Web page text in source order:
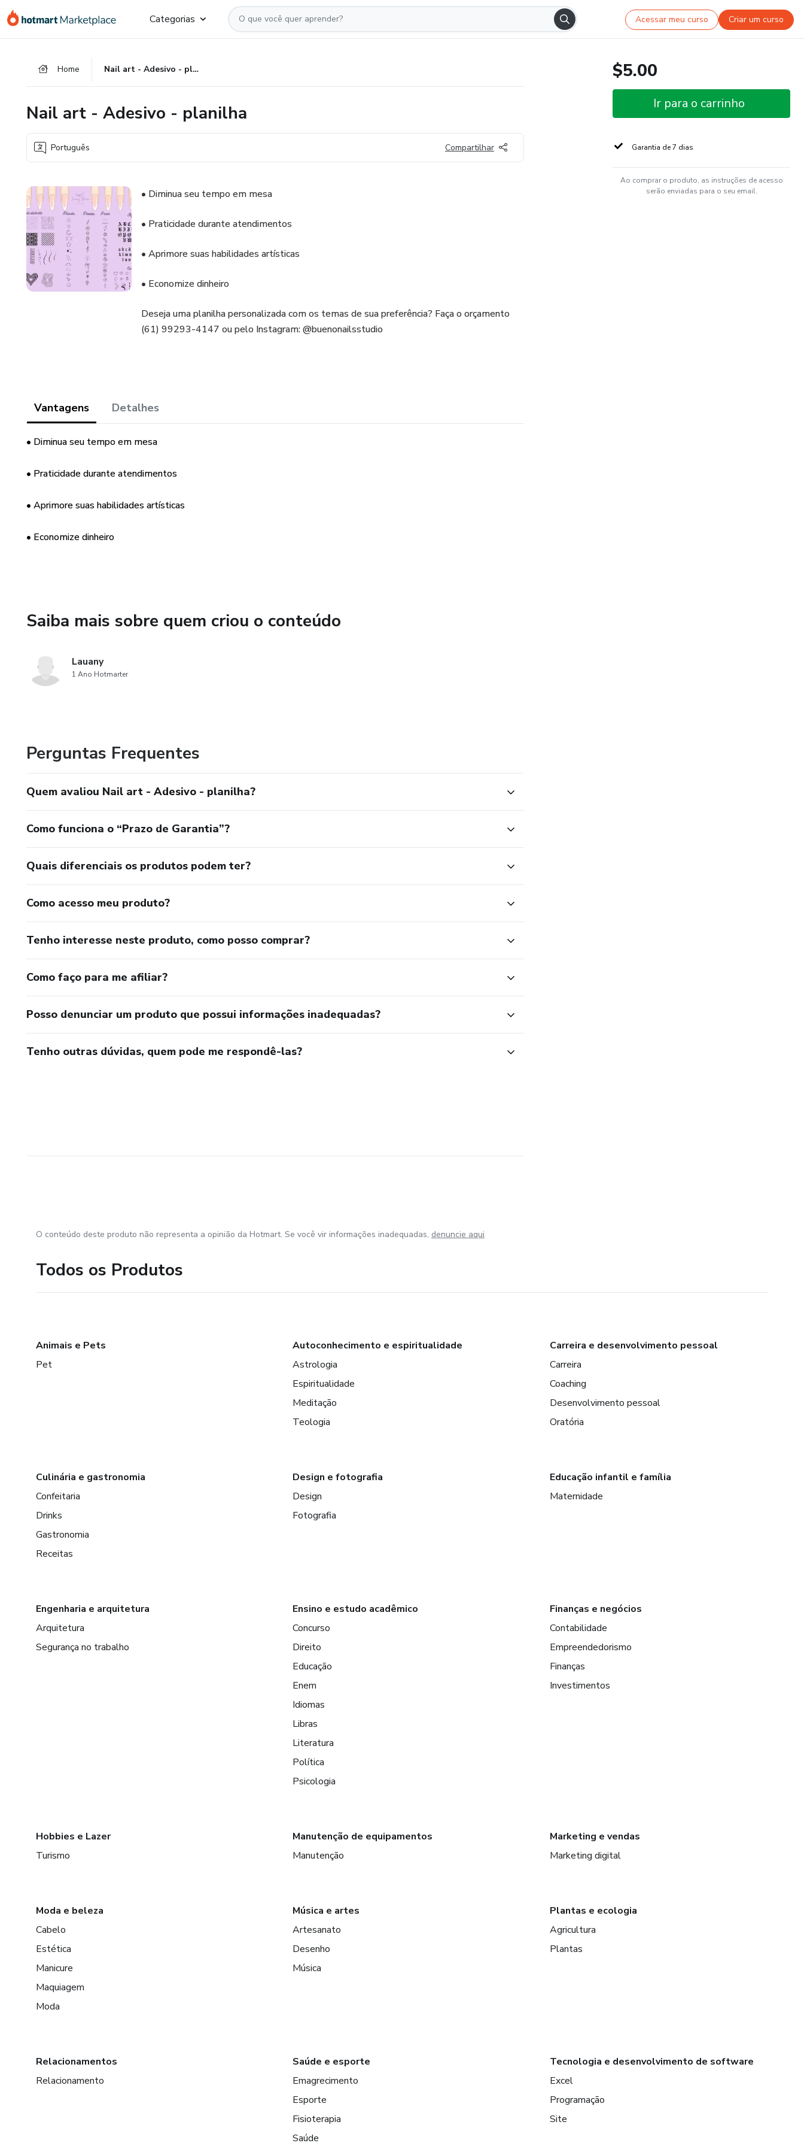
para
para
para
Categorias Acessar meu curso Criar um curso
Home Nail art - Adesivo - planilha
Nail art - Adesivo - planilha
Português Compartilhar
• Diminua seu tempo em mesa
• Praticidade durante atendimentos
• Aprimore suas habilidades artísticas
• Economize dinheiro
Deseja uma planilha personalizada com os temas de sua preferência? Faça o orçamento
(61) 99293-4147 ou pelo Instagram: @buenonailsstudio
Vantagens Detalhes
• Diminua seu tempo em mesa
• Praticidade durante atendimentos
• Aprimore suas habilidades artísticas
• Economize dinheiro
Saiba mais sobre quem criou o conteúdo
Lauany
1 Ano Hotmarter
Perguntas Frequentes
Quem avaliou Nail art - Adesivo - planilha?
Como funciona o “Prazo de Garantia”?
Quais diferenciais os produtos podem ter?
Como acesso meu produto?
Tenho interesse neste produto, como posso comprar?
Como faço para me afiliar?
Posso denunciar um produto que possui informações inadequadas?
Tenho outras dúvidas, quem pode me respondê-las?
$5.00
Ir para o carrinho
Garantia de 7 dias
Ao comprar o produto, as instruções de acesso
serão enviadas para o seu email.
O conteúdo deste produto não representa a opinião da Hotmart. Se você vir informações inadequadas, denuncie aqui
Todos os Produtos
Animais e Pets
Pet
Autoconhecimento e espiritualidade
Astrologia
Espiritualidade
Meditação
Teologia
Carreira e desenvolvimento pessoal
Carreira
Coaching
Desenvolvimento pessoal
Oratória
Culinária e gastronomia
Confeitaria
Drinks
Gastronomia
Receitas
Design e fotografia
Design
Fotografia
Educação infantil e família
Maternidade
Engenharia e arquitetura
Arquitetura
Segurança no trabalho
Ensino e estudo acadêmico
Concurso
Direito
Educação
Enem
Idiomas
Libras
Literatura
Política
Psicologia
Finanças e negócios
Contabilidade
Empreendedorismo
Finanças
Investimentos
Hobbies e Lazer
Turismo
Manutenção de equipamentos
Manutenção
Marketing e vendas
Marketing digital
Moda e beleza
Cabelo
Estética
Manicure
Maquiagem
Moda
Música e artes
Artesanato
Desenho
Música
Plantas e ecologia
Agricultura
Plantas
Relacionamentos
Relacionamento
Saúde e esporte
Emagrecimento
Esporte
Fisioterapia
Saúde
Tecnologia e desenvolvimento de software
Excel
Programação
Site